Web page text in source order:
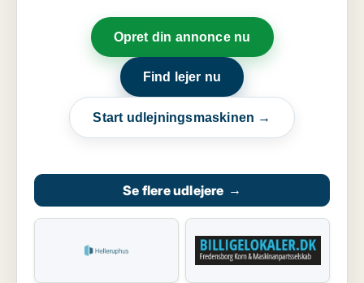
Opret din annonce nu
Find lejer nu
Start udlejningsmaskinen →
Se flere udlejere →